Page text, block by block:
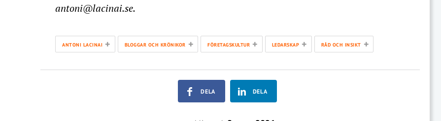
antoni@lacinai.se.
ANTONI LACINAI + BLOGGAR OCH KRÖNIKOR + FÖRETAGSKULTUR + LEDARSKAP + RÅD OCH INSIKT +
DELA DELA